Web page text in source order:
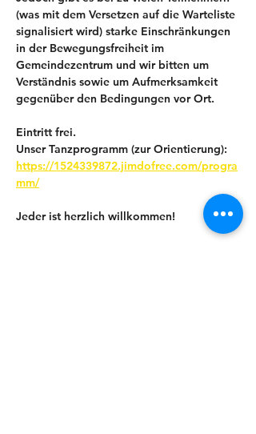
(was mit dem Versetzen auf die Warteliste
signalisiert wird) starke Einschränkungen
in der Bewegungsfreiheit im
Gemeindezentrum und wir bitten um
Verständnis sowie um Aufmerksamkeit
gegenüber den Bedingungen vor Ort.
Eintritt frei.
Unser Tanzprogramm (zur Orientierung):
https://1524339872.jimdofree.com/progra
mm/
Jeder ist herzlich willkommen!